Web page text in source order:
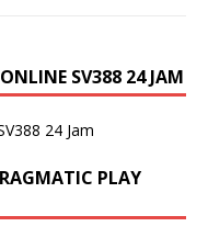
SV388 24 JAM
PLAY